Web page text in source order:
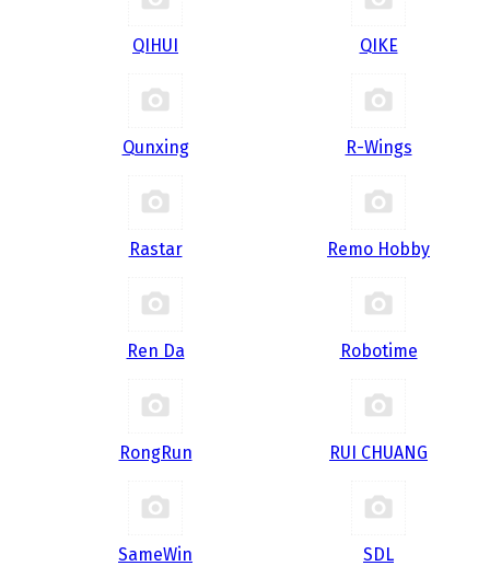
QIHUI QIKE
Qunxing R-Wings
Rastar Remo Hobby
Ren Da Robotime
RongRun RUI CHUANG
SameWin SDL